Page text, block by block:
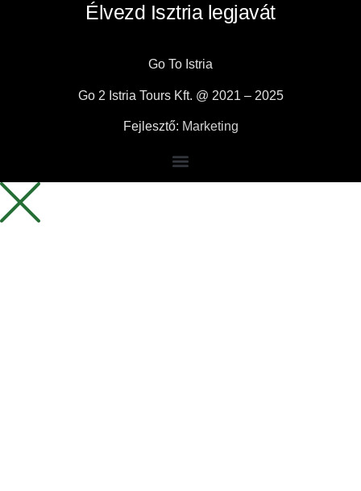
Élvezd Isztria legjavát
Go To Istria
Go 2 Istria Tours Kft. @ 2021 – 2025
Fejlesztő: Marketing